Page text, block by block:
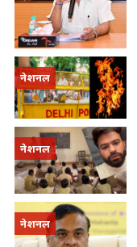
नेशनल
नेशनल
नेशनल